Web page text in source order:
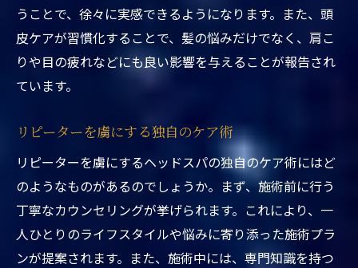
ヘッドスパが現代人にとっての救世主である理
由
忙しい現代人に必要な癒しの時間
ヘッドスパが提供する心の安定感
心と体のバランスを保つために
ストレス社会での必須ケア
健康と美容を両立させるヘッドスパ
日常生活の疲れを癒すヘッドスパの実践方法
毎日の元気を取り戻すためのケア
うことで、徐々に実感できるようになります。また、頭
皮ケアが習慣化することで、髪の悩みだけでなく、肩こ
りや目の疲れなどにも良い影響を与えることが報告され
ています。
リピーターを虜にする独自のケア術
リピーターを虜にするヘッドスパの独自のケア術にはど
のようなものがあるのでしょうか。まず、施術前に行う
丁寧なカウンセリングが挙げられます。これにより、一
人ひとりのライフスタイルや悩みに寄り添った施術プラ
ンが提案されます。また、施術中には、専門知識を持つ